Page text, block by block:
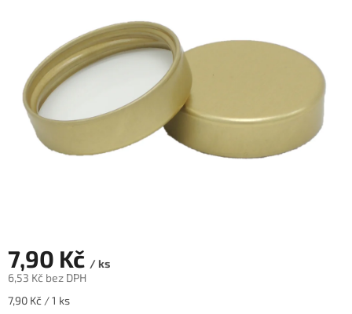
5
hvězdiček.
7,90 Kč / ks
6,53 Kč bez DPH
Měrná
7,90 Kč / 1 ks